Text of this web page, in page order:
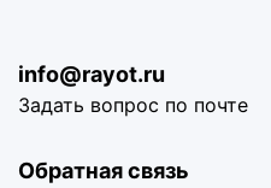
info@rayot.ru
Задать вопрос по почте
Обратная связь